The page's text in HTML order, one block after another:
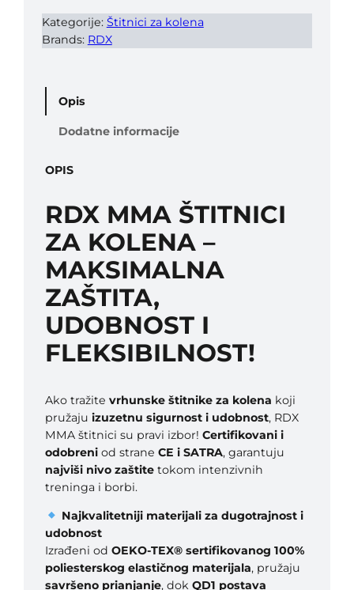
X
M
M
Š
a
k
o
n
a
P
a
v
k
o
n
a
Kategorije: Štitnici za kolena
Brands: RDX
Opis
Dodatne informacije
OPIS
RDX MMA ŠTITNICI
ZA KOLENA –
MAKSIMALNA
ZAŠTITA,
UDOBNOST I
FLEKSIBILNOST!
Ako tražitevrhunske štitnike za kolena koji
pružajuizuzetnu sigurnost i udobnost, RDX
MMA štitnici su pravi izbor!Certifikovani i
odobreni od straneCE i SATRA, garantuju
najviši nivo zaštite tokom intenzivnih
treninga i borbi.
Najkvalitetniji materijali za dugotrajnost i
udobnost
Izrađeni odOEKO-TEX® sertifikovanog 100%
poliesterskog elastičnog materijala, pružaju
savršeno prianjanje, dokQD1 postava